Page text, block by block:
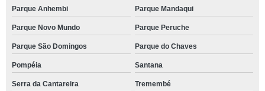
Parque Anhembi Parque Mandaqui
Parque Novo Mundo Parque Peruche
Parque São Domingos Parque do Chaves
Pompéia Santana
Serra da Cantareira Tremembé